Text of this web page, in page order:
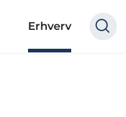
Erhverv